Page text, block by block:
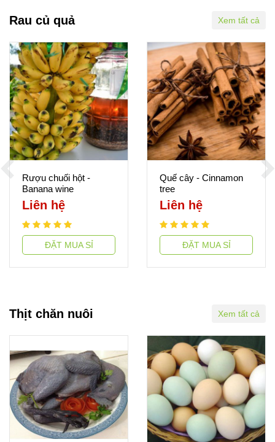
Rau củ quả Xem tất cả
Rượu chuối hột -
Banana wine
Liên hệ
ĐẶT MUA SỈ
Quế cây - Cinnamon
tree
Liên hệ
ĐẶT MUA SỈ
Thịt chăn nuôi Xem tất cả